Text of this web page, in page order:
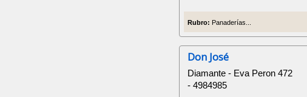
Rubro: Panaderías...
Don José
Diamante - Eva Peron 472
- 4984985